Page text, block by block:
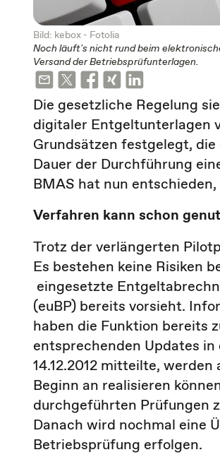
Bild: kebox - Fotolia
Noch läuft's nicht rund beim
Versand der Betriebsprüfunterlagen.
Die gesetzliche Regelung
digitaler Entgeltunterlagen
Grundsätzen festgelegt,
Dauer der Durchführung
BMAS hat nun
Verfahren kann schon
Trotz der verlängerten
Es bestehen keine Risiken
eingesetzte
(euBP) bereits vorsieht.
haben die Funktion bereits
entsprechenden Updates in
14.12.2012 mitteilte,
Beginn an realisieren
durchgeführten Prüfungen
Danach wird nochmal eine
Betriebsprüfung erfolgen.